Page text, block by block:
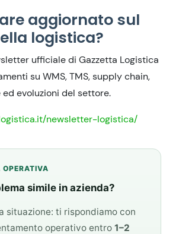
aggiornato sul
logistica?
ufficiale di Gazzetta Logistica
su WMS, TMS, supply chain,
evoluzioni del settore.
newsletter-logistica/
simile in azienda?
situazione: ti rispondiamo con
operativo entro1–2